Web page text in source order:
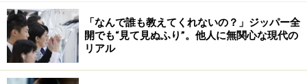
「なんで誰も教えてくれないの？」ジッパー全
開でも“見て見ぬふり”。他人に無関心な現代の
リアル